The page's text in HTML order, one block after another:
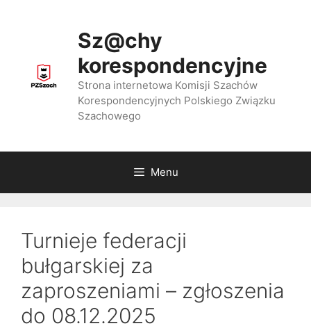
Sz@chy
korespondencyjne
Strona internetowa Komisji Szachów
Korespondencyjnych Polskiego Związku
Szachowego
Menu
Turnieje federacji
bułgarskiej za
zaproszeniami – zgłoszenia
do 08.12.2025